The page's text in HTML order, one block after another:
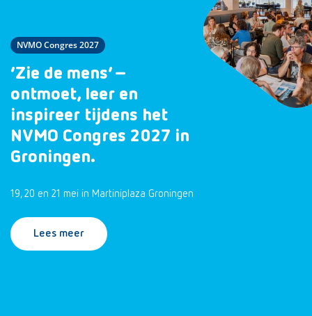
NVMO Congres 2027
‘Zie de mens’ –
ontmoet, leer en
inspireer tijdens het
NVMO Congres 2027 in
Groningen.
19, 20 en 21 mei in Martiniplaza Groningen
Lees meer